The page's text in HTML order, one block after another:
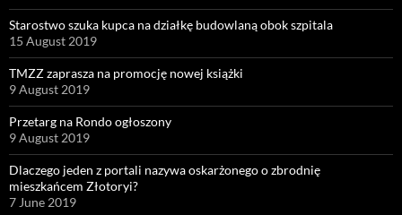
Starostwo szuka kupca na działkę budowlaną obok szpitala
15 August 2019
TMZZ zaprasza na promocję nowej książki
9 August 2019
Przetarg na Rondo ogłoszony
9 August 2019
Dlaczego jeden z portali nazywa oskarżonego o zbrodnię
mieszkańcem Złotoryi?
7 June 2019